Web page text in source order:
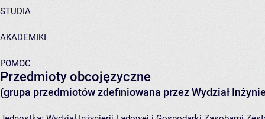
STUDIA
AKADEMIKI
POMOC
Przedmioty obcojęzyczne
(grupa przedmiotów zdefiniowana przez Wydział